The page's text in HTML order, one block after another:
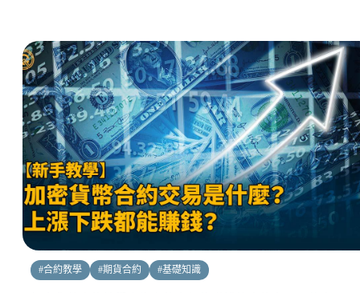
#合約教學 #期貨合約 #基礎知識